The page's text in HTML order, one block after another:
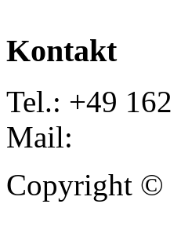
Kontakt
Tel.: +49 162
Mail:
Copyright ©